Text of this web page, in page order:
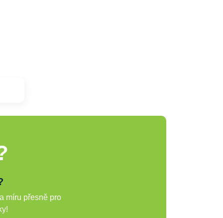
míru přesně pro